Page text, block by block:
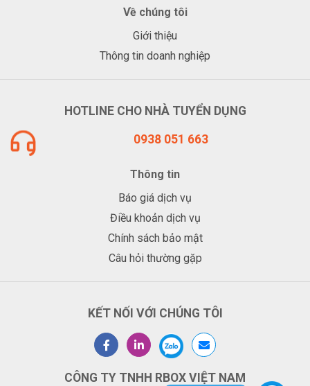
Về chúng tôi
Giới thiệu
Thông tin doanh nghiệp
HOTLINE CHO NHÀ TUYỂN DỤNG
0938 051 663
Thông tin
Báo giá dịch vụ
Điều khoản dịch vụ
Chính sách bảo mật
Câu hỏi thường gặp
KẾT NỐI VỚI CHÚNG TÔI
CÔNG TY TNHH RBOX VIỆT NAM